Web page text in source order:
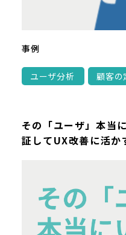
事例
ユーザ分析 顧客の
その「ユーザ」本当
証してUX改善に活か